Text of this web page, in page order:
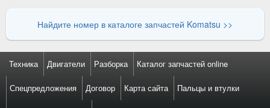
Найдите номер в каталоге запчастей Komatsu >>
Техника Двигатели Разборка Каталог запчастей online
Спецпредложения Договор Карта сайта Пальцы и втулки